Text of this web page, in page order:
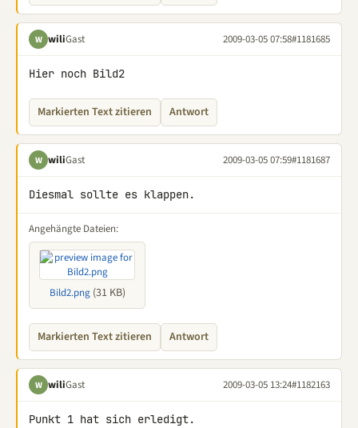
W wiliGast 2009-03-05 07:58#1181685
Hier noch Bild2
Markierten Text zitieren Antwort
W wiliGast 2009-03-05 07:59#1181687
Diesmal sollte es klappen.
Angehängte Dateien:
Bild2.png(31 KB)
Markierten Text zitieren Antwort
W wiliGast 2009-03-05 13:24#1182163
Punkt 1 hat sich erledigt.